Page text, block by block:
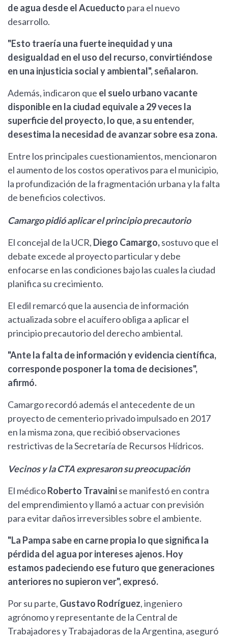
de agua desde el Acueducto para el nuevo
desarrollo.
"Esto traería una fuerte inequidad y una
desigualdad en el uso del recurso, convirtiéndose
en una injusticia social y ambiental", señalaron.
Además, indicaron que el suelo urbano vacante
disponible en la ciudad equivale a 29 veces la
superficie del proyecto, lo que, a su entender,
desestima la necesidad de avanzar sobre esa zona.
Entre los principales cuestionamientos, mencionaron
el aumento de los costos operativos para el municipio,
la profundización de la fragmentación urbana y la falta
de beneficios colectivos.
Camargo pidió aplicar el principio precautorio
El concejal de la UCR, Diego Camargo,sostuvo que el
debate excede al proyecto particular y debe
enfocarse en las condiciones bajo las cuales la ciudad
planifica su crecimiento.
El edil remarcó que la ausencia de información
actualizada sobre el acuífero obliga a aplicar el
principio precautorio del derecho ambiental.
"Ante la falta de información y evidencia científica,
corresponde posponer la toma de decisiones",
afirmó.
Camargo recordó además el antecedente de un
proyecto de cementerio privado impulsado en 2017
en la misma zona, que recibió observaciones
restrictivas de la Secretaría de Recursos Hídricos.
Vecinos y la CTA expresaron su preocupación
El médicoRoberto Travainise manifestó en contra
del emprendimiento y llamó a actuar con previsión
para evitar daños irreversibles sobre el ambiente.
"La Pampa sabe en carne propia lo que significa la
pérdida del agua por intereses ajenos. Hoy
estamos padeciendo ese futuro que generaciones
anteriores no supieron ver", expresó.
Por su parte, Gustavo Rodríguez, ingeniero
agrónomo y representante de la Central de
Trabajadores y Trabajadoras de la Argentina, aseguró